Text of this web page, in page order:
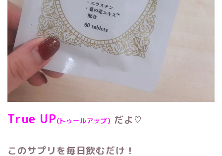
True UP(トゥールアップ） だよ♡
このサプリを毎日飲むだけ！